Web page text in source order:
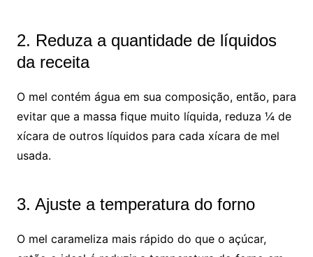
2. Reduza a quantidade de líquidos
da receita
O mel contém água em sua composição, então, para
evitar que a massa fique muito líquida, reduza ¼ de
xícara de outros líquidos para cada xícara de mel
usada.
3. Ajuste a temperatura do forno
O mel carameliza mais rápido do que o açúcar,